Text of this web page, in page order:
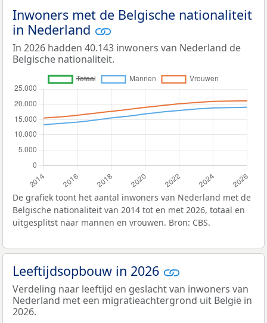
Inwoners met de Belgische nationaliteit
in Nederland
In 2026 hadden 40.143 inwoners van Nederland de
Belgische nationaliteit.
De grafiek toont het aantal inwoners van Nederland met de
Belgische nationaliteit van 2014 tot en met 2026, totaal en
uitgesplitst naar mannen en vrouwen. Bron: CBS.
Leeftijdsopbouw in 2026
Verdeling naar leeftijd en geslacht van inwoners van
Nederland met een migratieachtergrond uit België in
2026.